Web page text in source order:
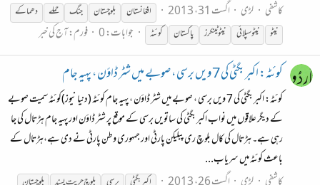
کاشفی
لڑی اگست 31، 2013 افغانستان بلوچستان جنگ حملے
دھماکے
نیٹو
نیٹو سپلائی نیٹو ٹینکرز پاکستان کوئٹہ جوابات: 0 فورم:آج کی خبر
کوئٹہ: اکبر بگٹی کی 7 ویں برسی ، صوبے میں شٹر ڈاؤن ، پہیہ جام
کوئٹہ: اکبر بگٹی کی 7 ویں برسی ، صوبے میں شٹر ڈاؤن ، پہیہ جام کوئٹہ (دنیا نیوز)کوئٹہ سمیت صوبے
کے دیگر علاقوں میں نواب اکبر بگٹی کی ساتویں برسی کے موقع پر شٹر ڈاؤن اور پہیہ جام ہڑتال کی جا
رہی ہے۔ ہڑتال کی کال بلوچ ری پبلیکن پارٹی اور جمہوری وطن پارٹی نے دی ہے،ہڑتال کے
باعث کوئٹہ میں سریاب...